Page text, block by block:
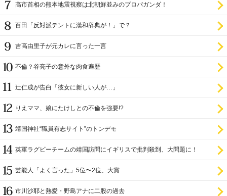
高市首相の熊本地震視察は北朝鮮並みのプロパガンダ！
百田「反対派テントに漢和辞典が！」で？
吉高由里子が元カレに言った一言
不倫？谷亮子の意外な肉食遍歴
辻仁成が告白「彼女に新しい人が…」
りえママ、娘にたけしとの不倫を強要!?
靖国神社“職員有志サイト”のトンデモ
英軍ラグビーチームの靖国訪問にイギリスで批判殺到、大問題に！
芸能人「よく言った」5位〜2位、大賞
市川沙耶と熱愛・野島アナに二股の過去